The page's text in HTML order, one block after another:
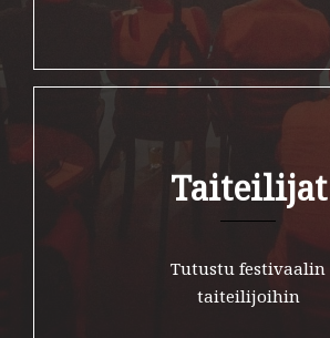
Taiteilijat
Tutustu festivaalin
taiteilijoihin